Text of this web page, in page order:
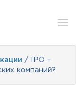
/ IPO –
компаний?